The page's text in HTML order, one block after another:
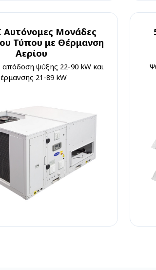
Αυτόνομες Μονάδες
Τύπου με Θέρμανση
Αερίου
ψύξης 22-90 kW και
21-89 kW